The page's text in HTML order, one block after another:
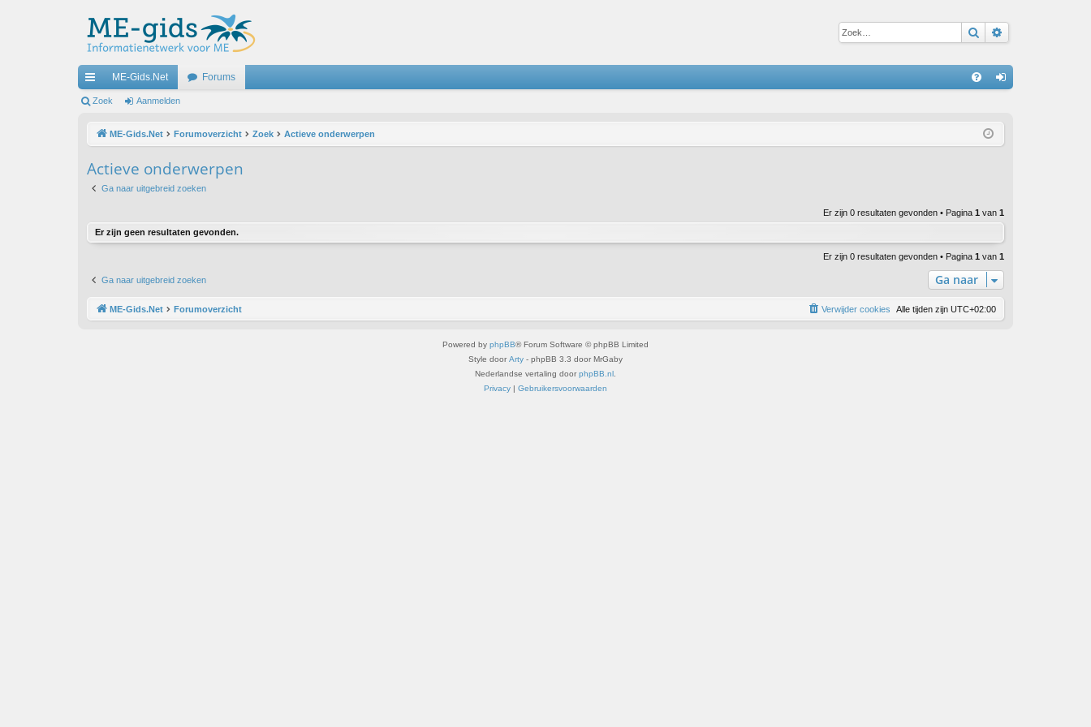
Zoek
ne
ks
ME-Gids.Net Forums
m
Zoek Aanmelden
ME-Gids.Net Forumoverzicht Zoek Actieve onderwerpen
Actieve onderwerpen
Ga naar uitgebreid zoeken
Er zijn 0 resultaten gevonden • Pagina 1 van 1
Er zijn geen resultaten gevonden.
Er zijn 0 resultaten gevonden • Pagina 1 van 1
Ga naar uitgebreid zoeken Ga naar
ME-Gids.Net Forumoverzicht Alle tijden zijn UTC+02:00
Verwijder cookies
Powered by phpBB® Forum Software © phpBB Limited
Style door Arty - phpBB 3.3 door MrGaby
Nederlandse vertaling door phpBB.nl .
Privacy
Gebruikersvoorwaarden